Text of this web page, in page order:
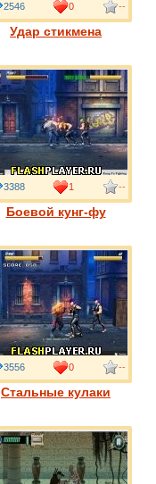
Удар стикмена
2546 0 --
Боевой кунг-фу
3388 1 --
Стальные кулаки
3556 0 --